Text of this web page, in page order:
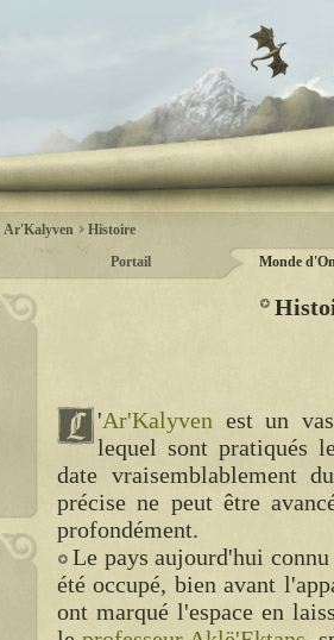
Ar'Kalyven
Histoire
Portail
Monde
'Ar'Kalyven est un
lequel sont pratiqués
date vraisemblablement
précise ne peut être
profondément.
Le pays aujourd'hui
été occupé, bien avant
ont marqué l'espace en